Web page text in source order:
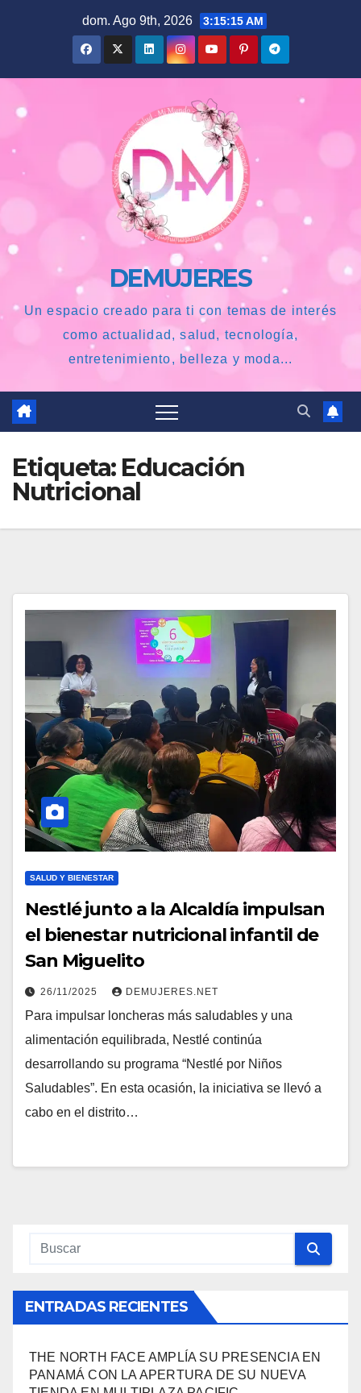
dom. Ago 9th, 2026 3:15:16 AM
DEMUJERES
Un espacio creado para ti con temas de interés
como actualidad, salud, tecnología,
entretenimiento, belleza y moda...
Etiqueta: Educación
Nutricional
SALUD Y BIENESTAR
Nestlé junto a la Alcaldía impulsan
el bienestar nutricional infantil de
San Miguelito
26/11/2025 DEMUJERES.NET
Para impulsar loncheras más saludables y una
alimentación equilibrada, Nestlé continúa
desarrollando su programa “Nestlé por Niños
Saludables”. En esta ocasión, la iniciativa se llevó a
cabo en el distrito…
ENTRADAS RECIENTES
THE NORTH FACE AMPLÍA SU PRESENCIA EN
PANAMÁ CON LA APERTURA DE SU NUEVA